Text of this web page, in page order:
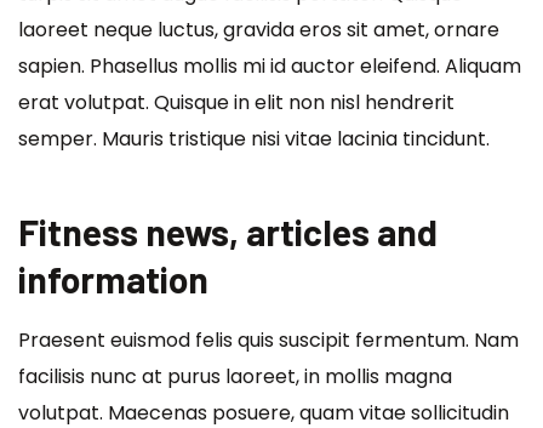
laoreet neque luctus, gravida eros sit amet, ornare
sapien. Phasellus mollis mi id auctor eleifend. Aliquam
erat volutpat. Quisque in elit non nisl hendrerit
semper. Mauris tristique nisi vitae lacinia tincidunt.
Fitness news, articles and
information
Praesent euismod felis quis suscipit fermentum. Nam
facilisis nunc at purus laoreet, in mollis magna
volutpat. Maecenas posuere, quam vitae sollicitudin